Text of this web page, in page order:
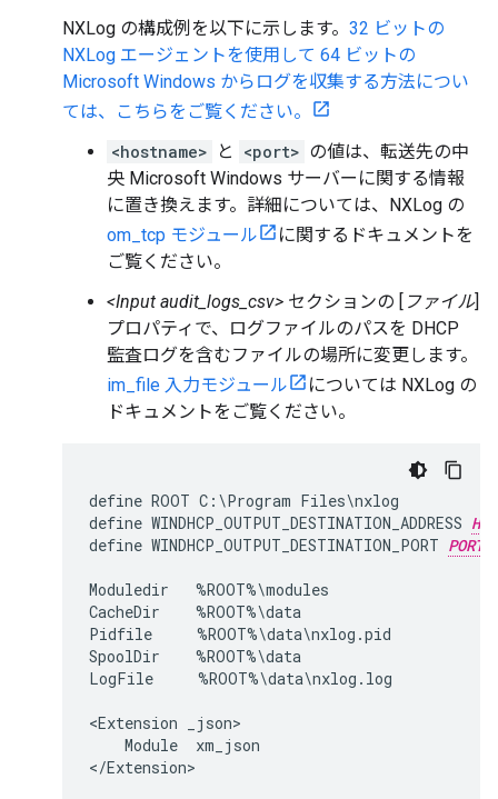
NXLog の構成例を以下に示します。 32 ビットの
NXLog エージェントを使用して 64 ビットの
Microsoft Windows からログを収集する方法につい
ては、こちらをご覧ください。
<hostname>
と <port> の値は、転送先の中
央 Microsoft Windows サーバーに関する情報
に置き換えます。詳細については、NXLog の
om_tcp モジュール
に関するドキュメントを
ご覧ください。
<Input audit_logs_csv> セクションの [ ファイル]
プロパティで、ログファイルのパスを DHCP
監査ログを含むファイルの場所に変更します。
im_file 入力モジュール
については NXLog の
ドキュメントをご覧ください。
define ROOT C:\Program Files\nxlog
define WINDHCP_OUTPUT_DESTINATION_ADDRESS
define WINDHCP_OUTPUT_DESTINATION_PORT PORT
Moduledir   %ROOT%\modules
CacheDir    %ROOT%\data
Pidfile     %ROOT%\data\nxlog.pid
SpoolDir    %ROOT%\data
LogFile     %ROOT%\data\nxlog.log
<Extension _json>
    Module  xm_json
</Extension>